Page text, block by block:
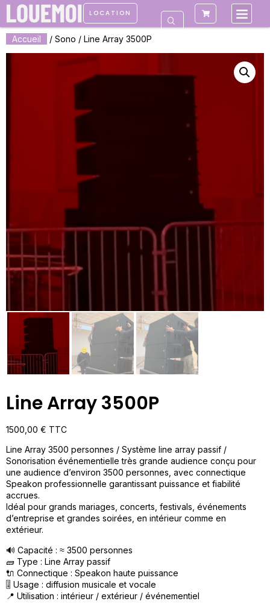
LOCATION
Accueil / Sono / Line Array 3500P
Line Array 3500P
1500,00 € TTC
Line Array 3500 personnes / Système line array passif /
Sonorisation événementielle très grande audience conçu pour
une audience d’environ 3500 personnes, avec connectique
Speakon professionnelle garantissant puissance et fiabilité
accrues.
Idéal pour grands mariages, concerts, festivals, événements
d’entreprise et grandes soirées, en intérieur comme en
extérieur.
🔊 Capacité : ≈ 3500 personnes
🧱 Type : Line Array passif
🔌 Connectique : Speakon haute puissance
🎚️ Usage : diffusion musicale et vocale
📍 Utilisation : intérieur / extérieur / événementiel